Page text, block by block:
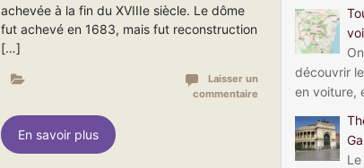
achevée à la fin du XVIIIe siècle. Le dôme
fut achevé en 1683, mais fut reconstruction
[…]
Laisser un
commentaire
En savoir plus
découvrir
en voiture,